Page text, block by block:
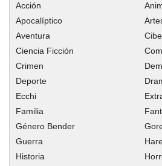
Capitulo 11
Capitulo 10
Capitulo 7
Capitulo 6
Capitulo 5
Capitulo 4
Capitulo 3
Acción
Apocalíptico
Aventura
Ciencia Ficción
Crimen
Deporte
Ecchi
Familia
Género Bender
Guerra
Historia